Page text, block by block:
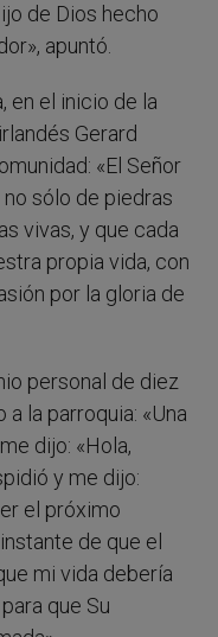
de Dios hecho
apuntó.
en el inicio de la
Gerard
«El Señor
sólo de piedras
vivas, y que cada
propia vida, con
por la gloria de
personal de diez
la parroquia: «Una
dijo: «Hola,
y me dijo:
el próximo
de que el
mi vida debería
que Su